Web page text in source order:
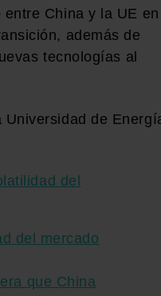
China y la UE en
además de
tecnologías al
Universidad de
del mercado
que China